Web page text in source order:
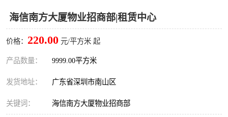
海信南方大厦物业招商部|租赁中心
价格： 220.00 元/平方米 起
产品数量： 9999.00平方米
发货地址： 广东省深圳市南山区
关键词： 海信南方大厦物业招商部
车公庙
中心区
南山区 西丽